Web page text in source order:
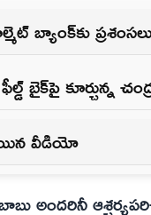
బ్యాంక్‌కు ప్రశంసలు
కూర్చున్న
వీడియో
అందరినీ